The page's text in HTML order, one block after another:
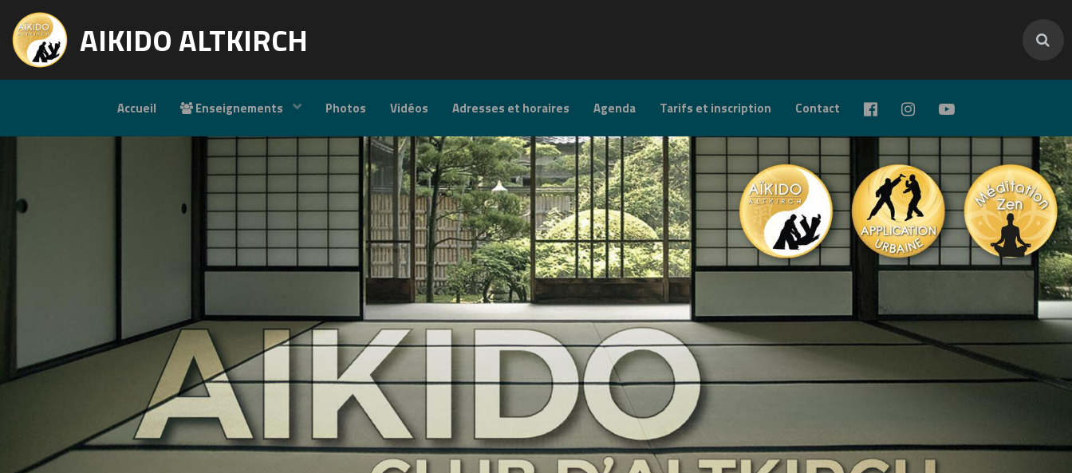
AIKIDO ALTKIRCH
Accueil Enseignements Photos Vidéos Adresses et horaires Agenda Tarifs et inscription Contact